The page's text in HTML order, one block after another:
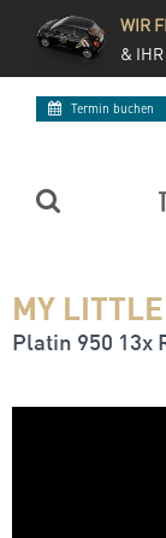
WIR
&
Termin buchen
MY
Platin 950 13x